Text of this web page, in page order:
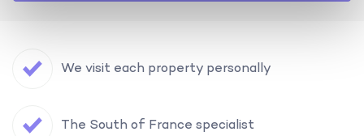
We visit each property personally
The South of France specialist